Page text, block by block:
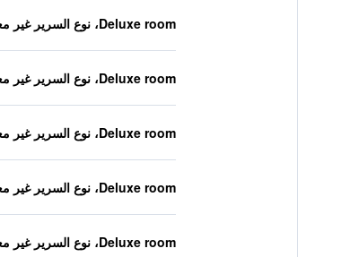
Deluxe room، نوع السرير غير معروف
Deluxe room، نوع السرير غير معروف
Deluxe room، نوع السرير غير معروف
Deluxe room، نوع السرير غير معروف
Deluxe room، نوع السرير غير معروف